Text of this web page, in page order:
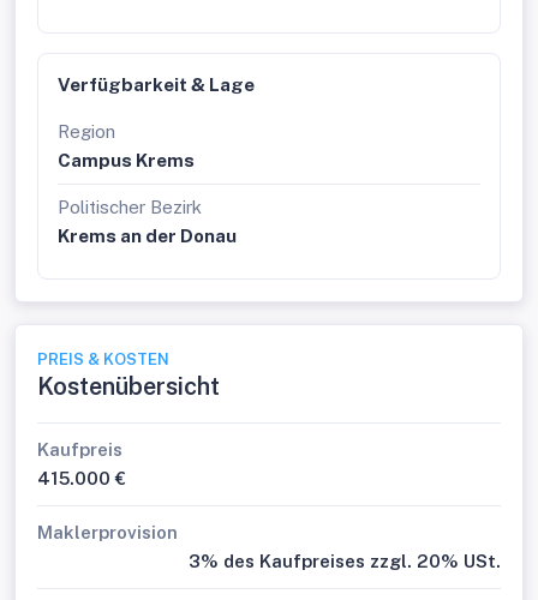
Verfügbarkeit & Lage
Region
Campus Krems
Politischer Bezirk
Krems an der Donau
PREIS & KOSTEN
Kostenübersicht
Kaufpreis
415.000 €
Maklerprovision
3% des Kaufpreises zzgl. 20% USt.